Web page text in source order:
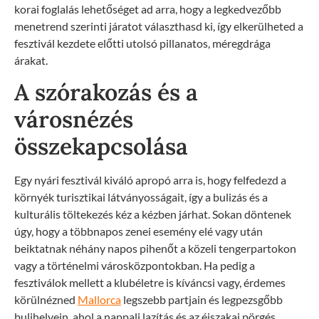
korai foglalás lehetőséget ad arra, hogy a legkedvezőbb
menetrend szerinti járatot választhasd ki, így elkerülheted a
fesztivál kezdete előtti utolsó pillanatos, méregdrága
árakat.
A szórakozás és a
városnézés
összekapcsolása
Egy nyári fesztivál kiváló apropó arra is, hogy felfedezd a
környék turisztikai látványosságait, így a bulizás és a
kulturális töltekezés kéz a kézben járhat. Sokan döntenek
úgy, hogy a többnapos zenei esemény elé vagy után
beiktatnak néhány napos pihenőt a közeli tengerpartokon
vagy a történelmi városközpontokban. Ha pedig a
fesztiválok mellett a klubéletre is kíváncsi vagy, érdemes
körülnézned Mallorca legszebb partjain és legpezsgőbb